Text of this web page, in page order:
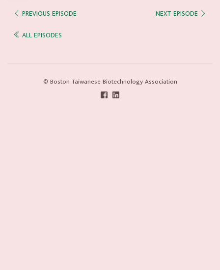
PREVIOUS EPISODE
NEXT EPISODE
ALL EPISODES
© Boston Taiwanese Biotechnology Association